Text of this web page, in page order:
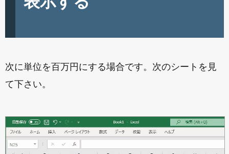
次に単位を百万円にする場合です。次のシートを見
て下さい。